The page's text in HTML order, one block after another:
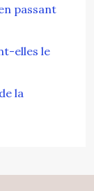
passant
elles le
la